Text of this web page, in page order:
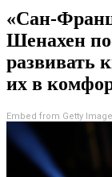
«Сан-
Шенахен
развивать
их в
Embed from Getty